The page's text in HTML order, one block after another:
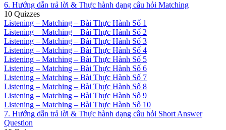
6. Hướng dẫn trả lời & Thực hành dạng câu hỏi Matching
10 Quizzes
Listening – Matching – Bài Thực Hành Số 1
Listening – Matching – Bài Thực Hành Số 2
Listening – Matching – Bài Thực Hành Số 3
Listening – Matching – Bài Thực Hành Số 4
Listening – Matching – Bài Thực Hành Số 5
Listening – Matching – Bài Thực Hành Số 6
Listening – Matching – Bài Thực Hành Số 7
Listening – Matching – Bài Thực Hành Số 8
Listening – Matching – Bài Thực Hành Số 9
Listening – Matching – Bài Thực Hành Số 10
7. Hướng dẫn trả lời & Thực hành dạng câu hỏi Short Answer
Question